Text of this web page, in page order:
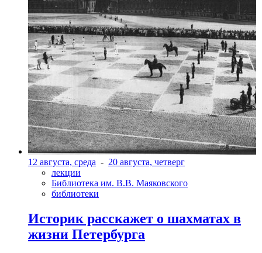
12 августа, среда - 20 августа, четверг
лекции
Библиотека им. В.В. Маяковского
библиотеки
Историк расскажет о шахматах в
жизни Петербурга